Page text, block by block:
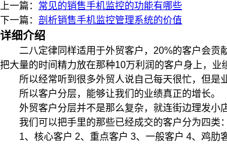
上一篇： 常见的销售手机监控的功能有哪些
下一篇： 剖析销售手机监控管理系统的价值
详细介绍
二八定律同样适用于外贸客户，20%的客户会贡献
把大量的时间精力放在那种10万利润的客户身上，业
所以经常听到很多外贸人说自己每天很忙，但是业
所以客户分层，能够让我们的业绩真正的增长。
外贸客户分层并不是那么复杂，就连街边理发小
我们可以把手里的那些已经成交的客户分为四类：
1、核心客户 2、重点客户 3、一般客户 4、鸡肋